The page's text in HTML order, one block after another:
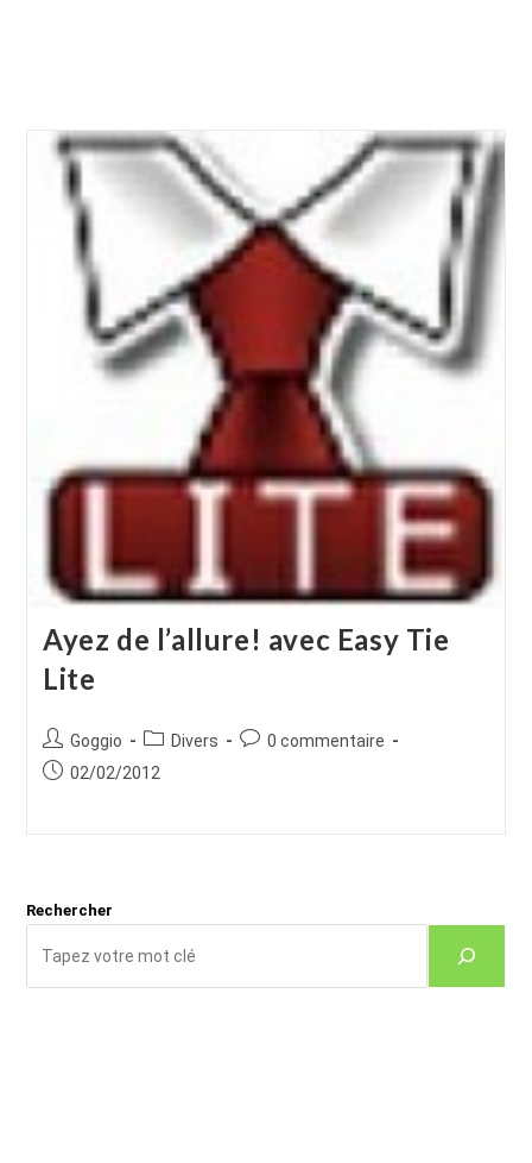
Ayez de l’allure! avec Easy Tie
Lite
Auteur/autrice
de
Goggio
Post
category:
Divers
Commentaires
0 commentaire
Publication
02/02/2012
Rechercher